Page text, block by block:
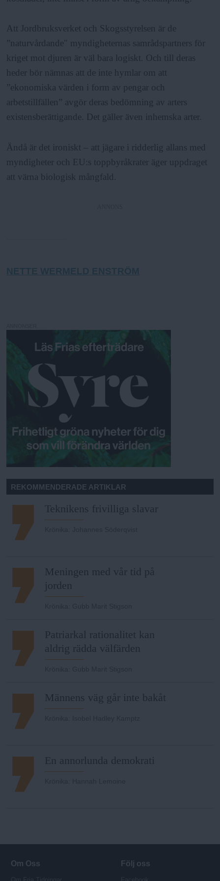
Att Jordbruksverket och Skogsstyrelsen är de
”naturvårdande" myndigheternas samrådspartners för
kriget mot djuren är väl bara logiskt. Och till deras
heder bör nämnas att de inte hymlar om att
”ekonomiska värden i form av pengar och
arbetstillfällen” avgör deras bedömning av arters
existensberättigande. Det gäller även inhemska arter.
Ändå är det ironiskt – att jägare i ridderlig allans med
myndigheter och EU:s toppbyråkrater äger uppdraget
att värna biologisk mångfald.
NETTE WERMELD ENSTRÖM
REKOMMENDERADE ARTIKLAR
Teknikens frivilliga slavar
Meningen med vår tid på
jorden
Patriarkal rationalitet kan
aldrig rädda välfärden
Männens väg går inte bakåt
En annorlunda demokrati
Om Oss Följ oss